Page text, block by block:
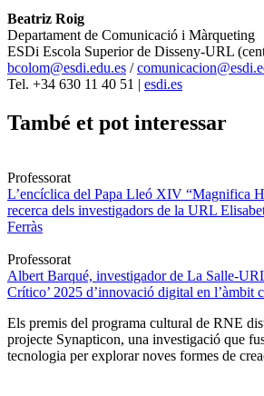
Beatriz Roig
Departament de Comunicació i Màrqueting
ESDi Escola Superior de Disseny-URL
bcolom@esdi.edu.es /
Tel. +34 630 11 40 51 | esdi.es
També et pot interessar
Professorat
L’encíclica del Papa Lleó XIV “Magnifica
recerca dels investigadors de la URL
Ferràs
Professorat
Albert Barqué, investigador de La Salle-
Crítico’ 2025 d’innovació digital en l’àmbit
Els premis del programa cultural de RNE
projecte Synapticon, una investigació que
tecnologia per explorar noves formes de